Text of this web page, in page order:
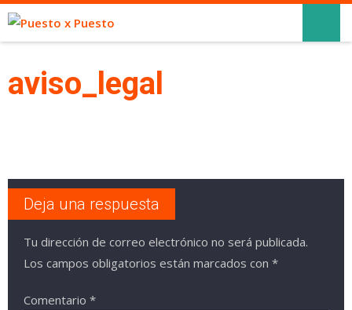
aviso_legal
Deja una respuesta
Tu dirección de correo electrónico no será publicada.
Los campos obligatorios están marcados con *
Comentario *